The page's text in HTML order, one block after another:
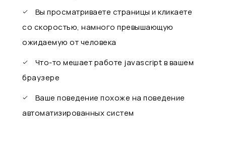
Вы просматриваете страницы и кликаете
со скоростью, намного превышающую
ожидаемую от человека
Что-то мешает работе javascript в вашем
браузере
Ваше поведение похоже на поведение
автоматизированных систем